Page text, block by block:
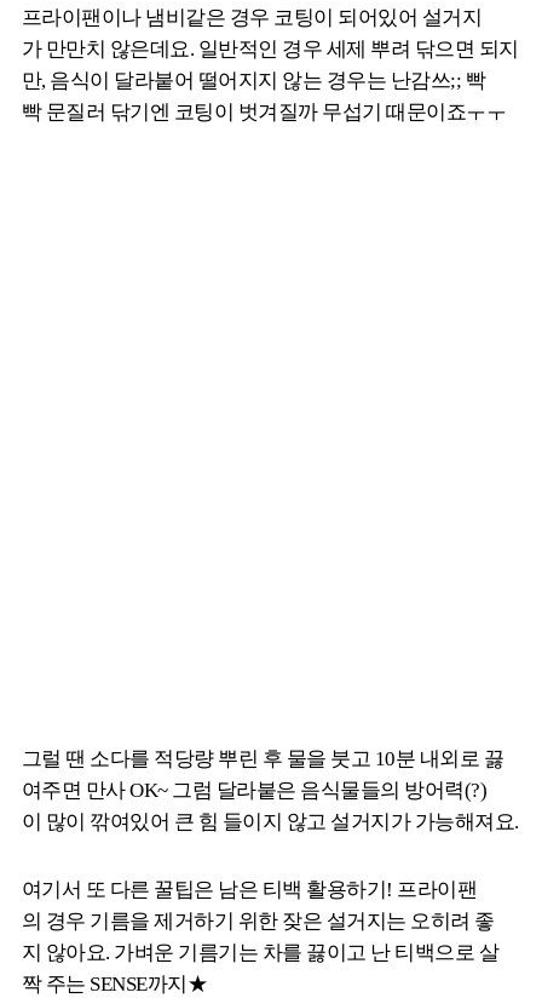
프라이팬이나 냄비같은 경우 코팅이 되어있어 설거지
가 만만치 않은데요. 일반적인 경우 세제 뿌려 닦으면 되지
만, 음식이 달라붙어 떨어지지 않는 경우는 난감쓰;; 빡
빡 문질러 닦기엔 코팅이 벗겨질까 무섭기 때문이죠ㅜㅜ
그럴 땐 소다를 적당량 뿌린 후 물을 붓고 10분 내외로 끓
여주면 만사 OK~ 그럼 달라붙은 음식물들의 방어력(?)
이 많이 깎여있어 큰 힘 들이지 않고 설거지가 가능해져요.
여기서 또 다른 꿀팁은 남은 티백 활용하기! 프라이팬
의 경우 기름을 제거하기 위한 잦은 설거지는 오히려 좋
지 않아요. 가벼운 기름기는 차를 끓이고 난 티백으로 살
짝 주는 SENSE까지★